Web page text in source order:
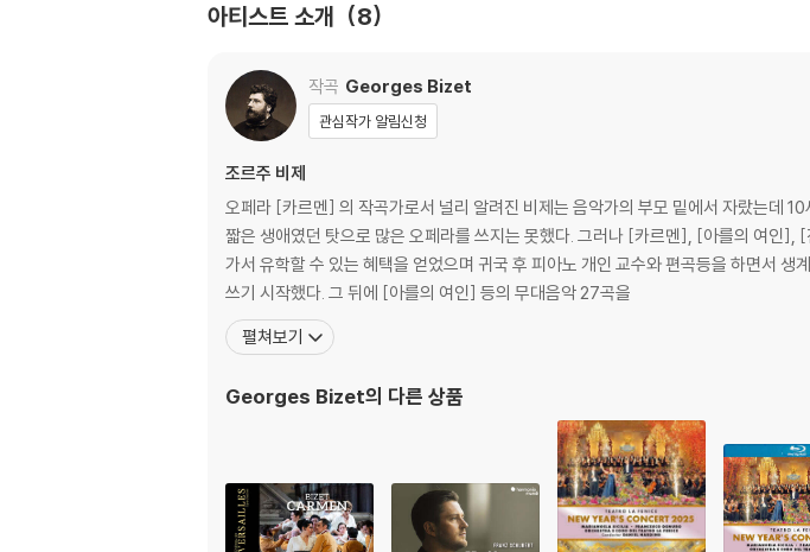
아티스트 소개 8
작곡 Georges Bizet
관심작가 알림신청
조르주 비제
오페라 [카르멘] 의 작곡가로서 널리 알려진 비제는 음악가의 부모 밑에서 자랐는데
짧은 생애였던 탓으로 많은 오페라를 쓰지는 못했다. 그러나 [카르멘], [아를의 여인], [진주잡이] 등은 명작으로 알려
가서 유학할 수 있는 혜택을 얻었으며 귀국 후 피아노 개인 교수와 편곡등을 하면서
쓰기 시작했다. 그 뒤에 [아를의 여인] 등의 무대음악 27곡을
펼쳐보기
Georges Bizet의 다른 상품